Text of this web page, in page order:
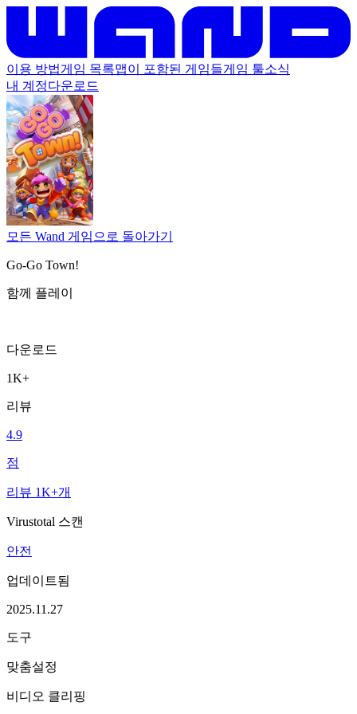
이용 방법게임 목록맵이 포함된 게임들게임 툴소식
내 계정다운로드
모든 Wand 게임으로 돌아가기
Go-Go Town!
함께 플레이
다운로드
1K+
리뷰
4.9
점
리뷰 1K+개
Virustotal 스캔
안전
업데이트됨
2025.11.27
도구
맞춤설정
비디오 클리핑